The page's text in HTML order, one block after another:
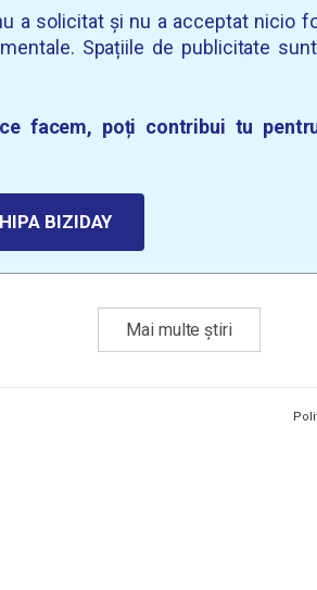
a solicitat și nu a acceptat nicio
Spațiile de publicitate
facem, poți contribui tu
BIZIDAY
Mai multe știri